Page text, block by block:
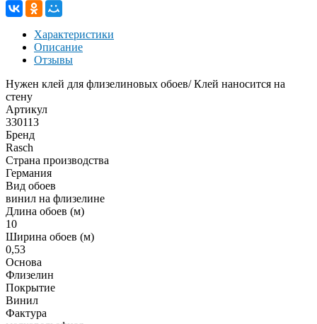
Характеристики
Описание
Отзывы
Нужен клей для флизелиновых обоев/ Клей наносится на
стену
Артикул
330113
Бренд
Rasch
Страна производства
Германия
Вид обоев
винил на флизелине
Длина обоев (м)
10
Ширина обоев (м)
0,53
Основа
Флизелин
Покрытие
Винил
Фактура